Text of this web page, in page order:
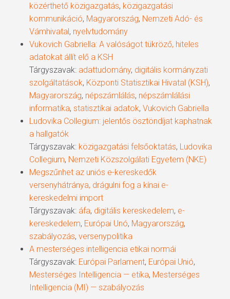
közérthető közigazgatás, közigazgatási
kommunikáció, Magyarország, Nemzeti Adó- és
Vámhivatal, nyelvtudomány
Vukovich Gabriella: A valóságot tükröző, hiteles
adatokat állít elő a KSH
Tárgyszavak: adattudomány, digitális kormányzati
szolgáltatások, Központi Statisztikai Hivatal (KSH),
Magyarország, népszámlálás, népszámlálási
informatika, statisztikai adatok, Vukovich Gabriella
Ludovika Collegium: jelentős ösztöndíjat kaphatnak
a hallgatók
Tárgyszavak: közigazgatási felsőoktatás, Ludovika
Collegium, Nemzeti Közszolgálati Egyetem (NKE)
Megszűnhet az uniós e-kereskedők
versenyhátránya, drágulni fog a kínai e-
kereskedelmi import
Tárgyszavak: áfa, digitális kereskedelem, e-
kereskedelem, Európai Unó, Magyarország,
szabályozás, versenypolitika
A mesterséges intelligencia etikai normái
Tárgyszavak: Európai Parlament, Európai Unió,
Mesterséges Intelligencia — etika, Mesterséges
Intelligencia (MI) — szabályozás